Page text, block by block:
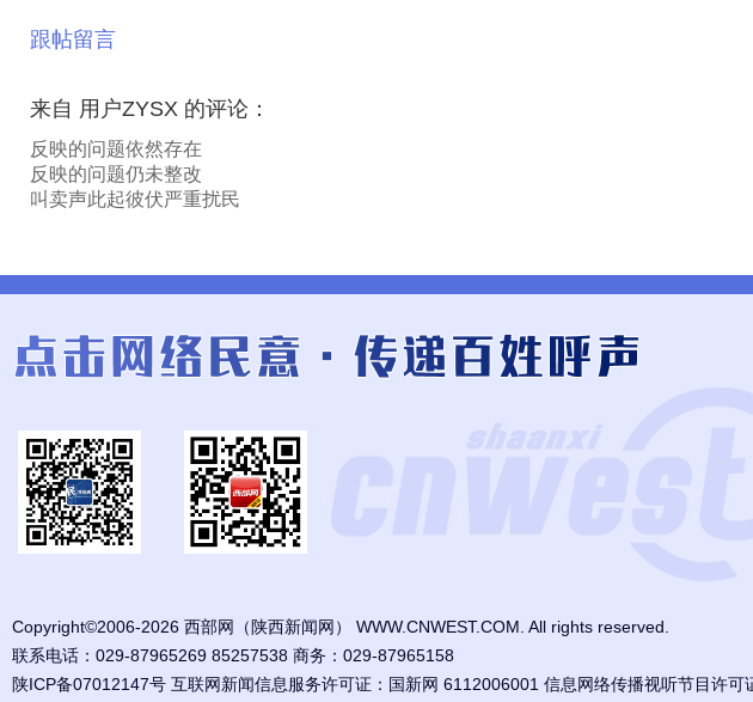
跟帖留言
来自 用户ZYSX 的评论：
反映的问题依然存在
反映的问题仍未整改
叫卖声此起彼伏严重扰民
Copyright©2006-2026 西部网（陕西新闻网） WWW.CNWEST.COM. All rights reserved.
联系电话：029-87965269 85257538 商务：029-87965158
陕ICP备07012147号 互联网新闻信息服务许可证：国新网 6112006001 信息网络传播视听节目许可